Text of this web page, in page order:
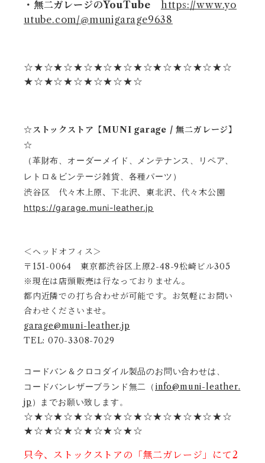
・無二ガレージのYouTube
https://www.yo
utube.com/@munigarage9638
☆★☆★☆★☆★☆★☆★☆★☆★☆★☆★☆
★☆★☆★☆★☆★☆★☆
☆ストックストア【MUNI garage / 無二ガレージ】
☆
（革財布、オーダーメイド、メンテナンス、リペア、
レトロ＆ビンテージ雑貨、各種パーツ）
渋谷区 代々木上原、下北沢、東北沢、代々木公園
https://garage.muni-leather.jp
＜ヘッドオフィス＞
〒151-0064 東京都渋谷区上原2-48-9松崎ビル305
※現在は店頭販売は行なっておりません。
都内近隣での打ち合わせが可能です。お気軽にお問い
合わせくださいませ。
garage@muni-leather.jp
TEL: 070-3308-7029
コードバン＆クロコダイル製品のお問い合わせは、
コードバンレザーブランド無二（ info@muni-leather.
jp ）までお願い致します。
☆★☆★☆★☆★☆★☆★☆★☆★☆★☆★☆
★☆★☆★☆★☆★☆★☆
只今、ストックストアの「無二ガレージ」にて2